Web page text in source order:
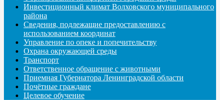
Инвестиционный климат Волховского муниципального
района
Сведения, подлежащие предоставлению с
использованием координат
Управление по опеке и попечительству
Охрана окружающей среды
Транспорт
Ответственное обращение с животными
Приемная Губернатора Ленинградской области
Почётные граждане
Целевое обучение